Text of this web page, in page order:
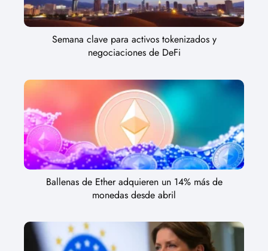
Semana clave para activos tokenizados y
negociaciones de DeFi
Ballenas de Ether adquieren un 14% más de
monedas desde abril